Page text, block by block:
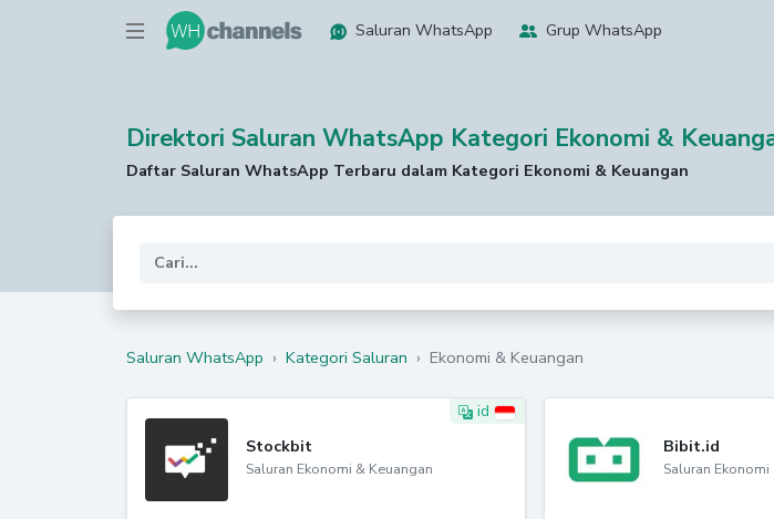
Saluran WhatsApp Grup WhatsApp
Direktori Saluran WhatsApp Kategori Ekonomi &
Daftar Saluran WhatsApp Terbaru dalam Kategori Ekonomi & Keuangan
Saluran WhatsApp › Kategori Saluran › Ekonomi & Keuangan
id
Stockbit
Saluran Ekonomi & Keuangan
Bibit.id
Saluran